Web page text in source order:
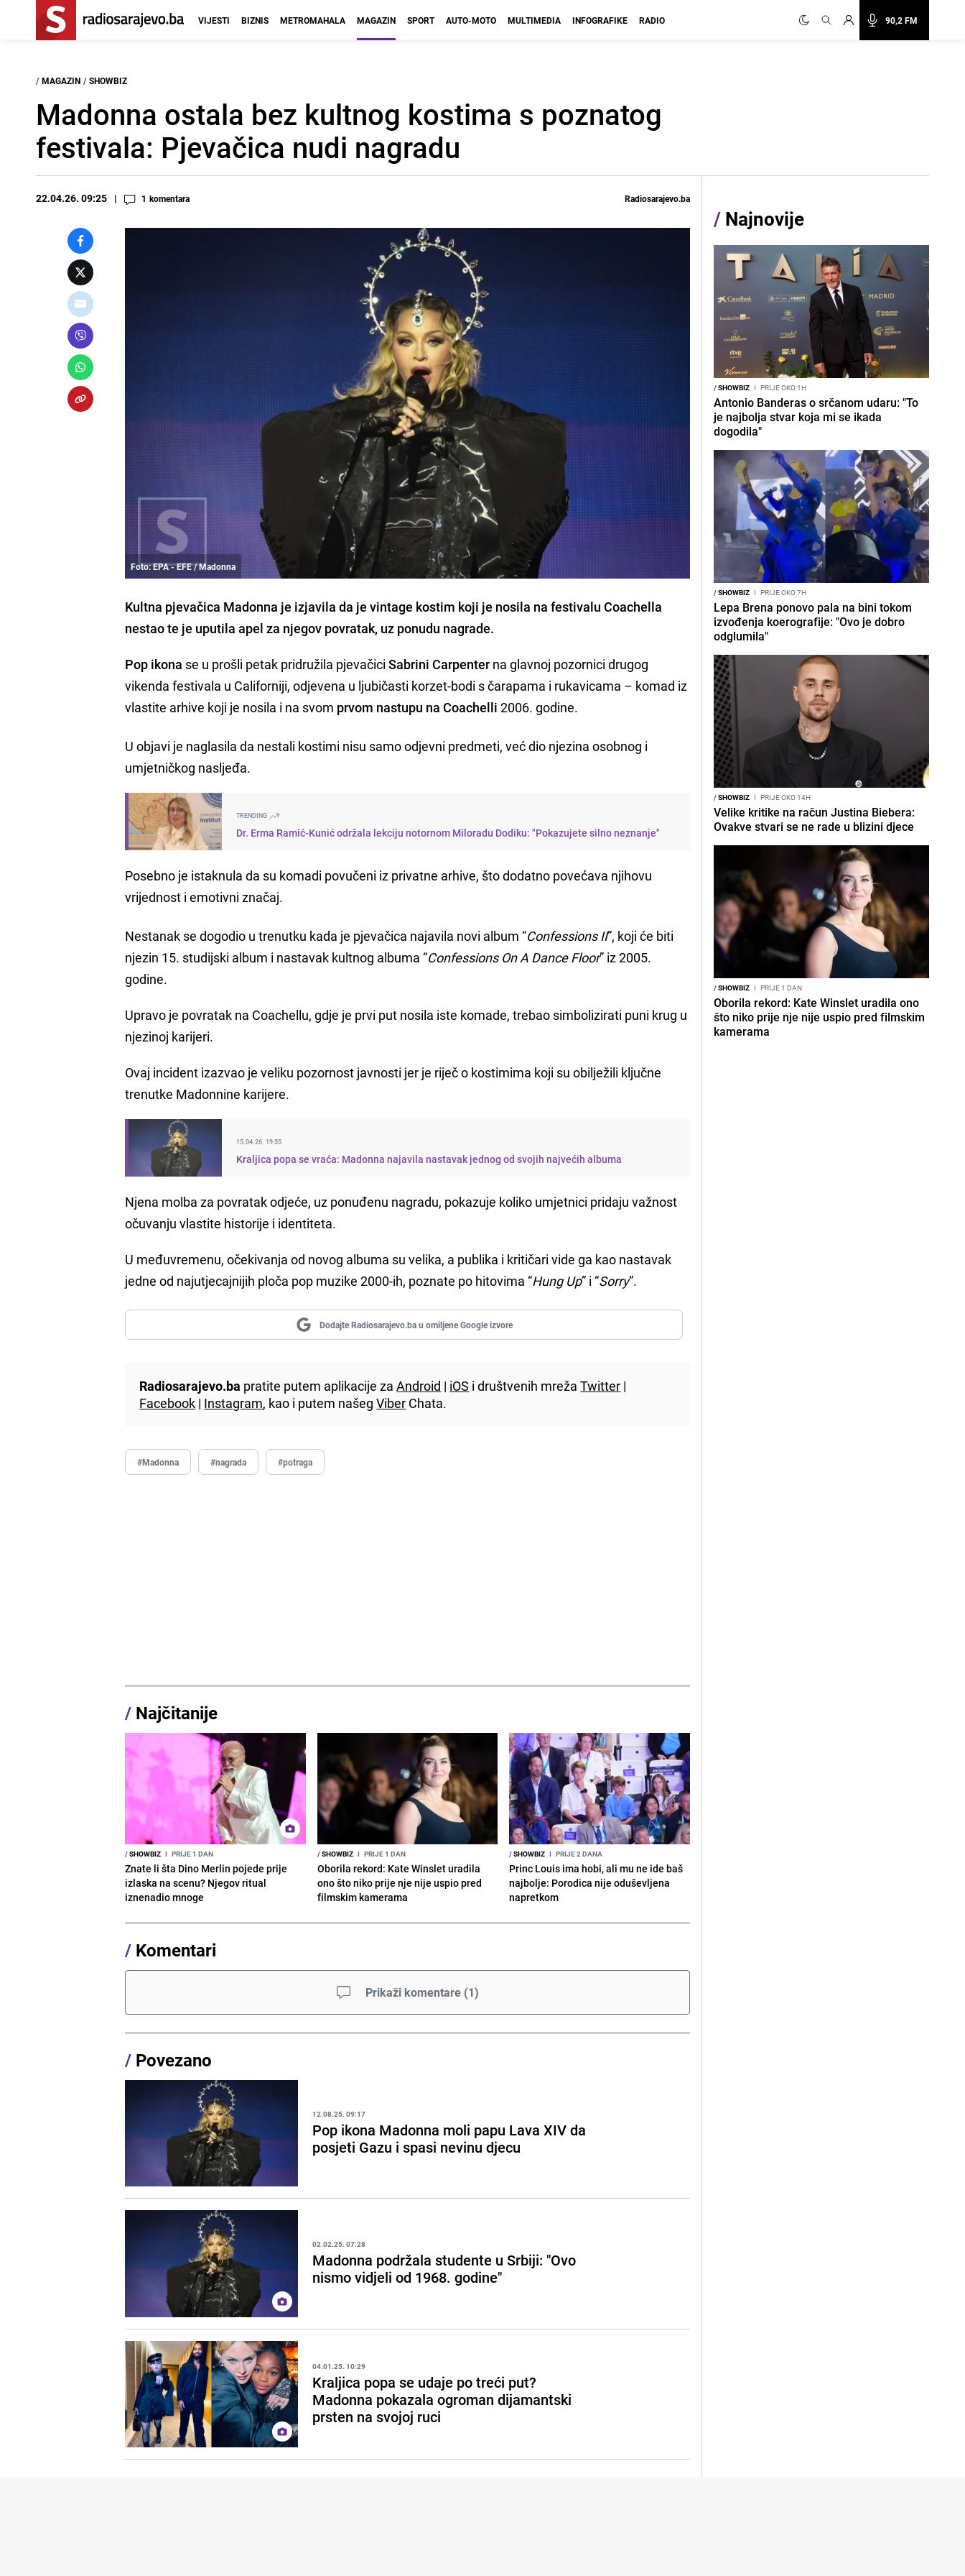
90,2 FM
VIJESTI BIZNIS METROMAHALA MAGAZIN SPORT AUTO-MOTO MULTIMEDIA INFOGRAFIKE RADIO
/ MAGAZIN / SHOWBIZ
Madonna ostala bez kultnog kostima s poznatog
festivala: Pjevačica nudi nagradu
22.04.26. 09:25 1 komentara Radiosarajevo.ba
Foto: EPA - EFE / Madonna
Kultna pjevačica Madonna je izjavila da je vintage kostim koji je nosila na festivalu Coachella
nestao te je uputila apel za njegov povratak, uz ponudu nagrade.
Pop ikona se u prošli petak pridružila pjevačici Sabrini Carpenter na glavnoj pozornici drugog
vikenda festivala u Californiji, odjevena u ljubičasti korzet-bodi s čarapama i rukavicama – komad iz
vlastite arhive koji je nosila i na svom prvom nastupu na Coachelli 2006. godine.
U objavi je naglasila da nestali kostimi nisu samo odjevni predmeti, već dio njezina osobnog i
umjetničkog nasljeđa.
TRENDING
Dr. Erma Ramić-Kunić održala lekciju notornom Miloradu Dodiku: "Pokazujete silno neznanje"
Posebno je istaknula da su komadi povučeni iz privatne arhive, što dodatno povećava njihovu
vrijednost i emotivni značaj.
Nestanak se dogodio u trenutku kada je pjevačica najavila novi album “Confessions II”, koji će biti
njezin 15. studijski album i nastavak kultnog albuma “Confessions On A Dance Floor” iz 2005.
godine.
Upravo je povratak na Coachellu, gdje je prvi put nosila iste komade, trebao simbolizirati puni krug u
njezinoj karijeri.
Ovaj incident izazvao je veliku pozornost javnosti jer je riječ o kostimima koji su obilježili ključne
trenutke Madonnine karijere.
15.04.26. 19:55
Kraljica popa se vraća: Madonna najavila nastavak jednog od svojih najvećih albuma
Njena molba za povratak odjeće, uz ponuđenu nagradu, pokazuje koliko umjetnici pridaju važnost
očuvanju vlastite historije i identiteta.
U međuvremenu, očekivanja od novog albuma su velika, a publika i kritičari vide ga kao nastavak
jedne od najutjecajnijih ploča pop muzike 2000-ih, poznate po hitovima “Hung Up” i “Sorry”.
Dodajte Radiosarajevo.ba u omiljene Google izvore
Radiosarajevo.ba pratite putem aplikacije zaAndroid | iOS i društvenih mrežaTwitter |
Facebook | Instagram, kao i putem našegViber Chata.
#Madonna #nagrada #potraga
/ Najčitanije
/SHOWBIZ I PRIJE 1 DAN
Znate li šta Dino Merlin pojede prije
izlaska na scenu? Njegov ritual
iznenadio mnoge
/SHOWBIZ I PRIJE 1 DAN
Oborila rekord: Kate Winslet uradila
ono što niko prije nje nije uspio pred
filmskim kamerama
/SHOWBIZ I PRIJE 2 DANA
Princ Louis ima hobi, ali mu ne ide baš
najbolje: Porodica nije oduševljena
napretkom
/ Komentari
Prikaži komentare (1)
/ Povezano
12.08.25. 09:17
Pop ikona Madonna moli papu Lava XIV da
posjeti Gazu i spasi nevinu djecu
02.02.25. 07:28
Madonna podržala studente u Srbiji: "Ovo
nismo vidjeli od 1968. godine"
04.01.25. 10:29
Kraljica popa se udaje po treći put?
Madonna pokazala ogroman dijamantski
prsten na svojoj ruci
/ Najnovije
/SHOWBIZ I PRIJE OKO 1H
Antonio Banderas o srčanom udaru: "To
je najbolja stvar koja mi se ikada
dogodila"
/SHOWBIZ I PRIJE OKO 7H
Lepa Brena ponovo pala na bini tokom
izvođenja koerografije: "Ovo je dobro
odglumila"
/SHOWBIZ I PRIJE OKO 14H
Velike kritike na račun Justina Biebera:
Ovakve stvari se ne rade u blizini djece
/SHOWBIZ I PRIJE 1 DAN
Oborila rekord: Kate Winslet uradila ono
što niko prije nje nije uspio pred filmskim
kamerama